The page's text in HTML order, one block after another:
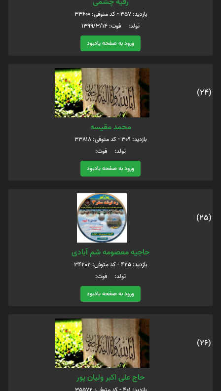
بازدید: 357 - کد متوفی: 33600
تولد: فوت: ۱۳۹۹/۳/۱۴
ورود به صفحه یادبود
(24)
محمد مقیسه
بازدید: 309 - کد متوفی: 33818
تولد: فوت:
ورود به صفحه یادبود
(25)
حاجیه معصومه شم آبادی
بازدید: 425 - کد متوفی: 34202
تولد: فوت:
ورود به صفحه یادبود
(26)
حاج علی اکبر ولیان پور